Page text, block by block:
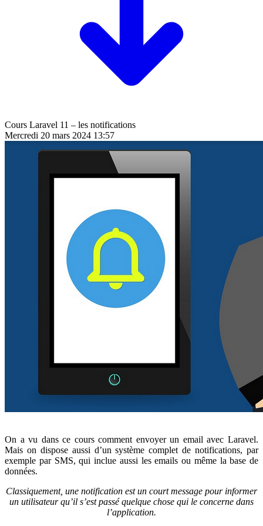
Cours Laravel 11 – les notifications
Mercredi 20 mars 2024 13:57
On a vu dans ce cours comment envoyer un email avec Laravel.
Mais on dispose aussi d’un système complet de notifications, par
exemple par SMS, qui inclue aussi les emails ou même la base de
données.
Classiquement, une notification est un court message pour informer
un utilisateur qu’il s’est passé quelque chose qui le concerne dans
l’application.